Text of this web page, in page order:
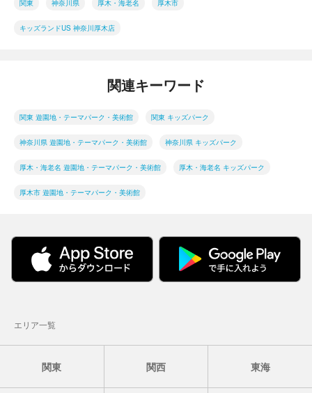
関東 神奈川県 厚木・海老名 厚木市
キッズランドUS 神奈川厚木店
関連キーワード
関東 遊園地・テーマパーク・美術館 関東 キッズパーク
神奈川県 遊園地・テーマパーク・美術館 神奈川県 キッズパーク
厚木・海老名 遊園地・テーマパーク・美術館 厚木・海老名 キッズパーク
厚木市 遊園地・テーマパーク・美術館
エリア一覧
関東 関西 東海